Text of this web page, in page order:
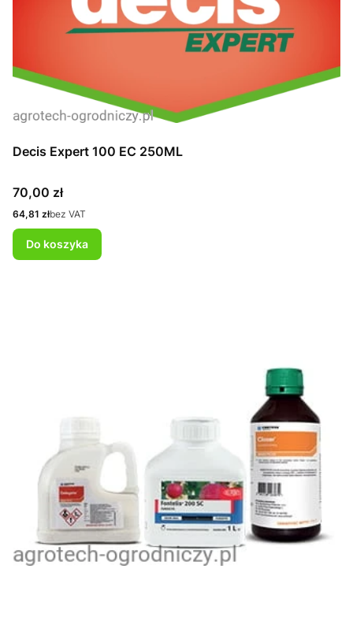
Decis Expert 100 EC 250ML
Cena
70,00 zł
Cena
64,81 złbez VAT
Do koszyka